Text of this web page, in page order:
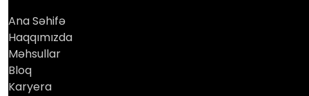
Ana Səhifə
Haqqımızda
Məhsullar
Bloq
Karyera